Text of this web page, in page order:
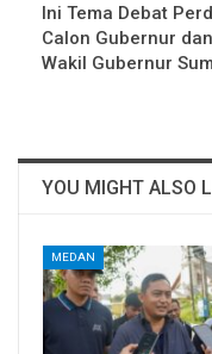
Ini Tema Debat
Calon Gubernur dan
Wakil Gubernur
YOU MIGHT ALSO
MEDAN